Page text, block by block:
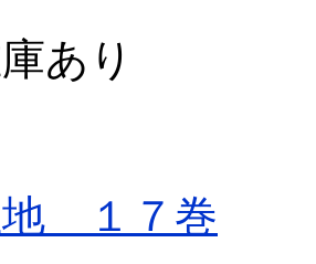
あり
地 １７巻